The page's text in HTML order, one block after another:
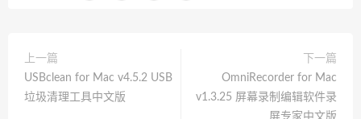
上一篇
USBclean for Mac v4.5.2 USB
垃圾清理工具中文版
下一篇
OmniRecorder for Mac
v1.3.25 屏幕录制编辑软件录